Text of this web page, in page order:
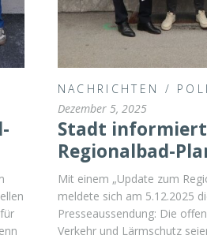
NACHRICHTEN /
Dezember 5, 2025
Stadt
Regionalbad-
Mit einem „Update zum
meldete sich am 5.12.2025
Presseaussendung: Die
Verkehr und Lärmschutz